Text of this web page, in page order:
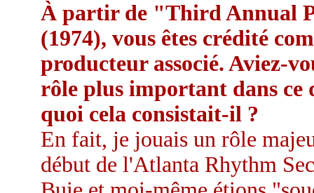
À partir de "Third Annual
(1974), vous êtes crédité
producteur associé. Aviez-
rôle plus important dans ce
quoi cela consistait-il ?
En fait, je jouais un rôle
début de l'Atlanta Rhythm